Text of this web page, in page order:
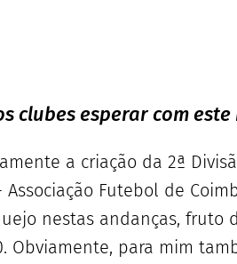
clubes esperar com
a criação da 2ª
Futebol de
nestas andanças, fruto
Obviamente, para mim